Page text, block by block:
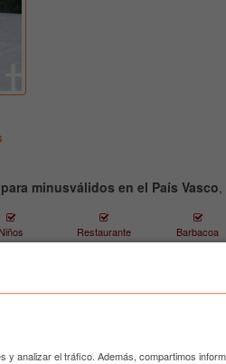
minusválidos en el País Vasco
Niños Restaurante Barbacoa
USOTEGI
recientemente y
analizar el tráfico. Además, compartimos